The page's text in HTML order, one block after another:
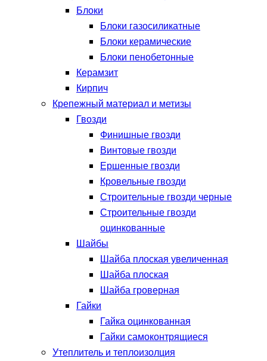
Блоки
Блоки газосиликатные
Блоки керамические
Блоки пенобетонные
Керамзит
Кирпич
Крепежный материал и метизы
Гвозди
Финишные гвозди
Винтовые гвозди
Ершенные гвозди
Кровельные гвозди
Строительные гвозди черные
Строительные гвозди
оцинкованные
Шайбы
Шайба плоская увеличенная
Шайба плоская
Шайба гроверная
Гайки
Гайка оцинкованная
Гайки самоконтрящиеся
Утеплитель и теплоизолция